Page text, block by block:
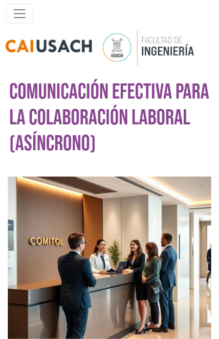
Pasar al contenido principal
COMUNICACIÓN EFECTIVA PARA
LA COLABORACIÓN LABORAL
(ASÍNCRONO)
Imagen del curso